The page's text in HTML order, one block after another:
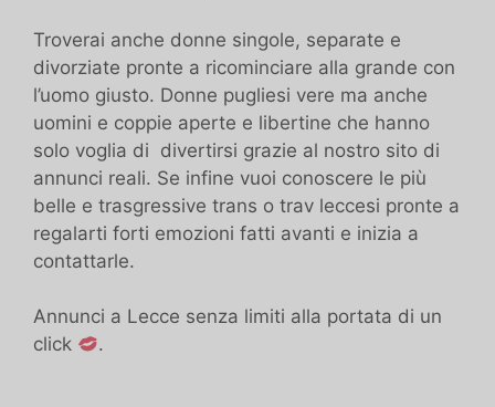
Troverai anche donne singole, separate e
divorziate pronte a ricominciare alla grande con
l’uomo giusto. Donne pugliesi vere ma anche
uomini e coppie aperte e libertine che hanno
solo voglia di divertirsi grazie al nostro sito di
annunci reali. Se infine vuoi conoscere le più
belle e trasgressive trans o trav leccesi pronte a
regalarti forti emozioni fatti avanti e inizia a
contattarle.
Annunci a Lecce senza limiti alla portata di un
click
.